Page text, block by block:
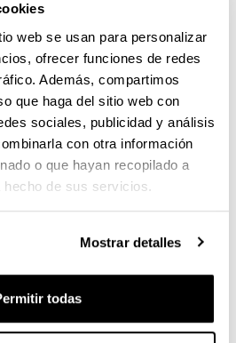
web se usan para personalizar
ofrecer funciones de redes
Además, compartimos
que haga del sitio web con
sociales, publicidad y análisis
con otra información
o que hayan recopilado a
de sus servicios.
Mostrar detalles
todas